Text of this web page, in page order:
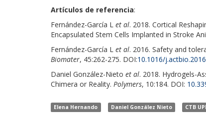
Artículos de referencia:
Fernández-García L et al. 2018. Cortical
Encapsulated Stem Cells Implanted in Stroke
Fernández-García L et al. 2016. Safety and
Biomater, 45:262-275. DOI:10.1016/
Daniel González-Nieto et al. 2018. Hydrogels-
Chimera or Reality. Polymers, 10:184. DOI:
Elena Hernando Daniel González Nieto CTB